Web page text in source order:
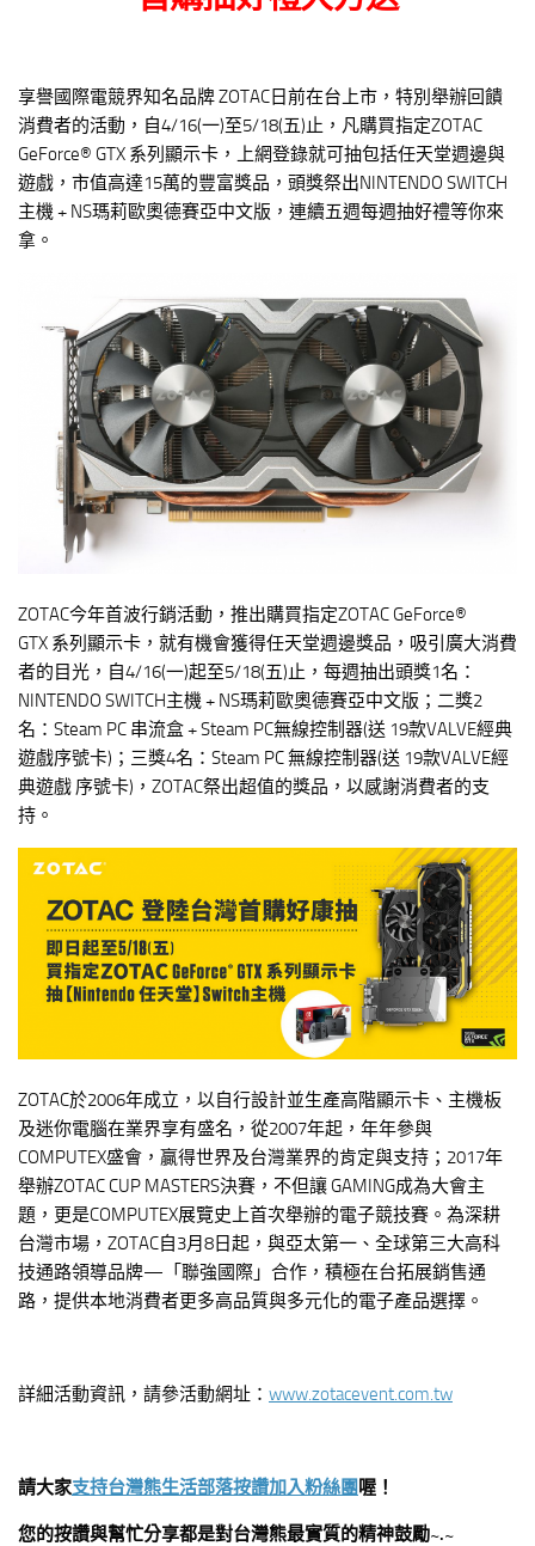
享譽國際電競界知名品牌 ZOTAC日前在台上市，特別舉辦回饋
消費者的活動，自4/16(一)至5/18(五)止，凡購買指定ZOTAC
GeForce® GTX 系列顯示卡，上網登錄就可抽包括任天堂週邊與
遊戲，市值高達15萬的豐富獎品，頭獎祭出NINTENDO SWITCH
主機 + NS瑪莉歐奧德賽亞中文版，連續五週每週抽好禮等你來
拿。
ZOTAC今年首波行銷活動，推出購買指定ZOTAC GeForce®
GTX 系列顯示卡，就有機會獲得任天堂週邊獎品，吸引廣大消費
者的目光，自4/16(一)起至5/18(五)止，每週抽出頭獎1名：
NINTENDO SWITCH主機 + NS瑪莉歐奧德賽亞中文版；二獎2
名：Steam PC 串流盒 + Steam PC無線控制器(送 19款VALVE經典
遊戲序號卡)；三獎4名：Steam PC 無線控制器(送 19款VALVE經
典遊戲 序號卡)，ZOTAC祭出超值的獎品，以感謝消費者的支
持。
ZOTAC於2006年成立，以自行設計並生產高階顯示卡、主機板
及迷你電腦在業界享有盛名，從2007年起，年年參與
COMPUTEX盛會，贏得世界及台灣業界的肯定與支持；2017年
舉辦ZOTAC CUP MASTERS決賽，不但讓 GAMING成為大會主
題，更是COMPUTEX展覽史上首次舉辦的電子競技賽。為深耕
台灣市場，ZOTAC自3月8日起，與亞太第一、全球第三大高科
技通路領導品牌—「聯強國際」合作，積極在台拓展銷售通
路，提供本地消費者更多高品質與多元化的電子產品選擇。
詳細活動資訊，請參活動網址： www.zotacevent.com.tw
請大家支持台灣熊生活部落按讚加入粉絲團 喔！
您的按讚與幫忙分享都是對台灣熊最實質的精神鼓勵~.~